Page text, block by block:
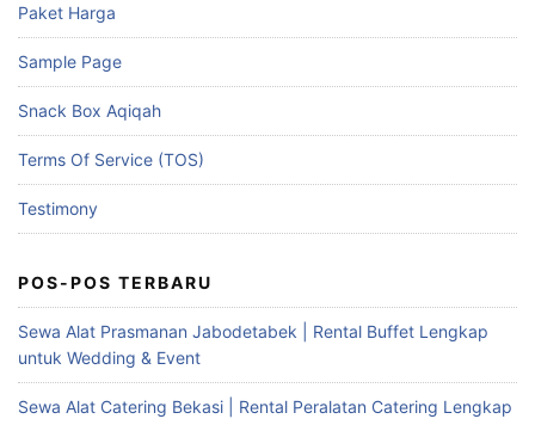
Paket Harga
Sample Page
Snack Box Aqiqah
Terms Of Service (TOS)
Testimony
POS-POS TERBARU
Sewa Alat Prasmanan Jabodetabek | Rental Buffet Lengkap
untuk Wedding & Event
Sewa Alat Catering Bekasi | Rental Peralatan Catering Lengkap